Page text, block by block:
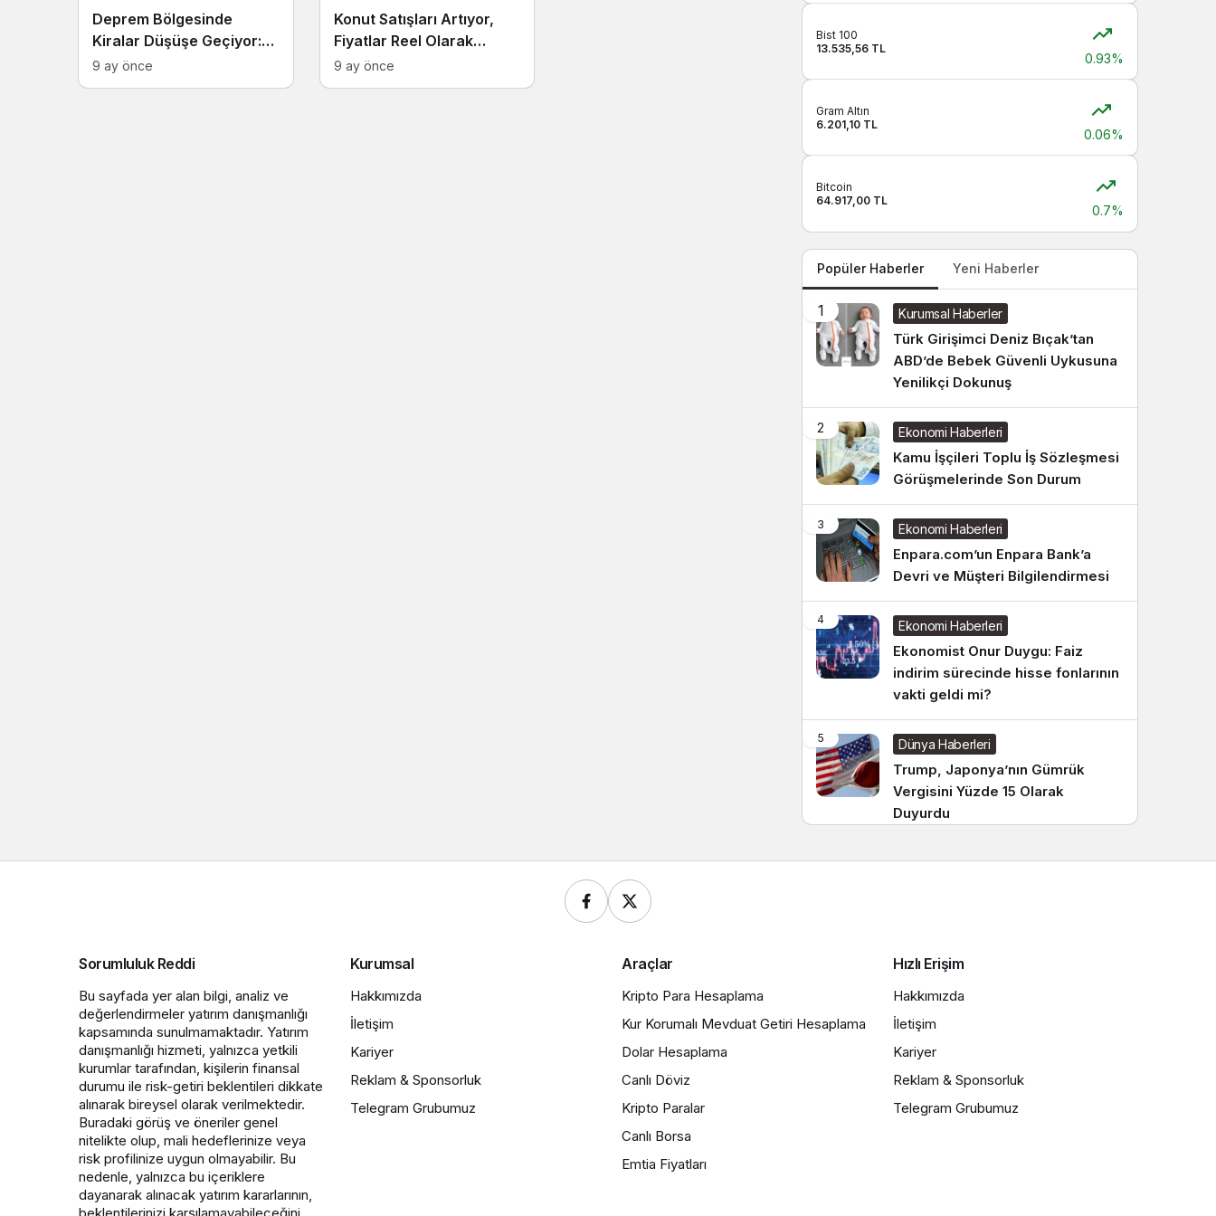
Deprem Bölgesinde
Kiralar Düşüşe Geçiyor:
Yılbaşına Kadar Fiyatlar
Hedeflenen Seviyeye
9 ay önce
Konut Satışları Artıyor,
Fiyatlar Reel Olarak
Geriliyor
9 ay önce
Bist 100
13.535,56 TL
0.93%
Gram Altın
6.201,10 TL
0.06%
Bitcoin
64.917,00 TL
0.7%
Popüler Haberler Yeni Haberler
1 Kurumsal Haberler
Türk Girişimci Deniz Bıçak’tan
ABD’de Bebek Güvenli Uykusuna
Yenilikçi Dokunuş
2 Ekonomi Haberleri
Kamu İşçileri Toplu İş Sözleşmesi
Görüşmelerinde Son Durum
3 Ekonomi Haberleri
Enpara.com’un Enpara Bank’a
Devri ve Müşteri Bilgilendirmesi
4 Ekonomi Haberleri
Ekonomist Onur Duygu: Faiz
indirim sürecinde hisse fonlarının
vakti geldi mi?
5 Dünya Haberleri
Trump, Japonya’nın Gümrük
Vergisini Yüzde 15 Olarak
Duyurdu
Sorumluluk Reddi
Bu sayfada yer alan bilgi, analiz ve
değerlendirmeler yatırım danışmanlığı
kapsamında sunulmamaktadır. Yatırım
danışmanlığı hizmeti, yalnızca yetkili
kurumlar tarafından, kişilerin finansal
durumu ile risk-getiri beklentileri dikkate
alınarak bireysel olarak verilmektedir.
Buradaki görüş ve öneriler genel
nitelikte olup, mali hedeflerinize veya
risk profilinize uygun olmayabilir. Bu
nedenle, yalnızca bu içeriklere
dayanarak alınacak yatırım kararlarının,
Kurumsal
Hakkımızda
İletişim
Kariyer
Reklam & Sponsorluk
Telegram Grubumuz
Araçlar
Kripto Para Hesaplama
Kur Korumalı Mevduat Getiri Hesaplama
Dolar Hesaplama
Canlı Döviz
Kripto Paralar
Canlı Borsa
Emtia Fiyatları
Hızlı Erişim
Hakkımızda
İletişim
Kariyer
Reklam & Sponsorluk
Telegram Grubumuz